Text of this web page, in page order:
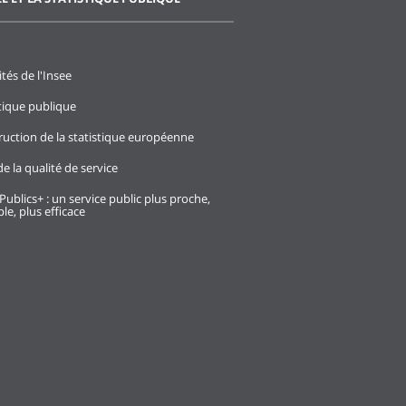
de l'Insee
publique
de la statistique européenne
la qualité de service
: un service public plus proche,
plus efficace